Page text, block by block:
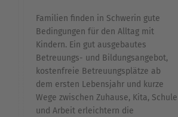
Familien finden in Schwerin gute
Bedingungen für den Alltag mit
Kindern. Ein gut ausgebautes
Betreuungs- und Bildungsangebot,
kostenfreie Betreuungsplätze ab
dem ersten Lebensjahr und kurze
Wege zwischen Zuhause, Kita, Schule
und Arbeit erleichtern die